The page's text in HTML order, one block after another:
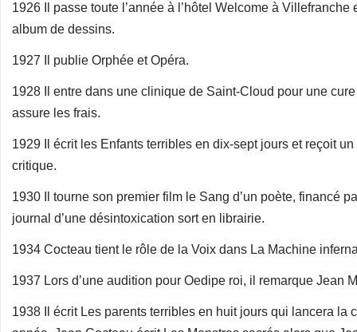
1926 Il passe toute l’année à l’hôtel Welcome à
album de dessins.
1927 Il publie Orphée et Opéra.
1928 Il entre dans une clinique de Saint-Cloud pour une
assure les frais.
1929 Il écrit les Enfants terribles en dix-sept jours et reçoit
critique.
1930 Il tourne son premier film le Sang d’un poète, financé
journal d’une désintoxication sort en librairie.
1934 Cocteau tient le rôle de la Voix dans La Machine
1937 Lors d’une audition pour Oedipe roi, il remarque Jean
1938 Il écrit Les parents terribles en huit jours qui lancera la